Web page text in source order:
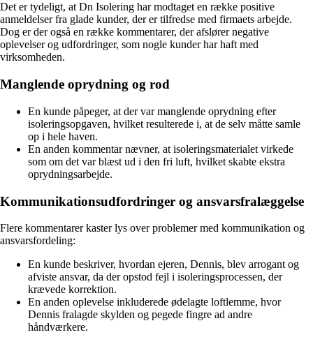
Det er tydeligt, at Dn Isolering har modtaget en række positive
anmeldelser fra glade kunder, der er tilfredse med firmaets arbejde.
Dog er der også en række kommentarer, der afslører negative
oplevelser og udfordringer, som nogle kunder har haft med
virksomheden.
Manglende oprydning og rod
En kunde påpeger, at der var manglende oprydning efter
isoleringsopgaven, hvilket resulterede i, at de selv måtte samle
op i hele haven.
En anden kommentar nævner, at isoleringsmaterialet virkede
som om det var blæst ud i den fri luft, hvilket skabte ekstra
oprydningsarbejde.
Kommunikationsudfordringer og ansvarsfralæggelse
Flere kommentarer kaster lys over problemer med kommunikation og
ansvarsfordeling:
En kunde beskriver, hvordan ejeren, Dennis, blev arrogant og
afviste ansvar, da der opstod fejl i isoleringsprocessen, der
krævede korrektion.
En anden oplevelse inkluderede ødelagte loftlemme, hvor
Dennis fralagde skylden og pegede fingre ad andre
håndværkere.